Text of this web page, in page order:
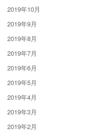
2019年10月
2019年9月
2019年8月
2019年7月
2019年6月
2019年5月
2019年4月
2019年3月
2019年2月